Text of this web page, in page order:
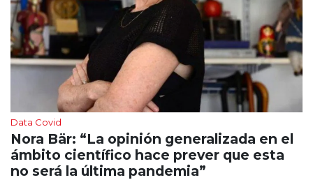
Data Covid
Nora Bär: “La opinión generalizada en el
ámbito científico hace prever que esta
no será la última pandemia”